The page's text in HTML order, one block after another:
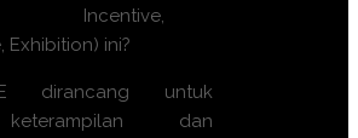
Incentive,
Exhibition) ini?
dirancang untuk
dan